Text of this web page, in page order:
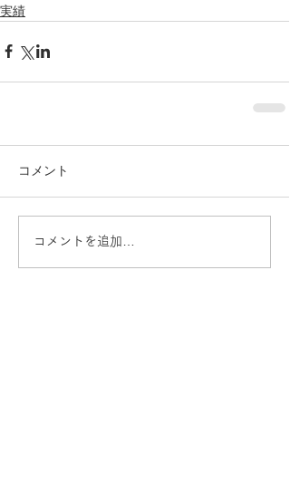
実績
コメント
コメントを追加…